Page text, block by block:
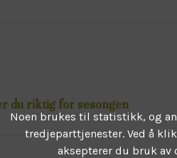
du riktig for sesongen
Noen brukes til statistikk, og
tredjeparttjenester. Ved å
aksepterer du bruk av